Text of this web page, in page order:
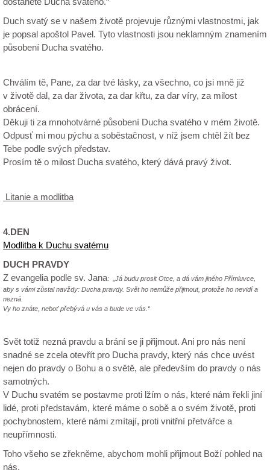
Duch svatý se v našem životě projevuje různými vlastnostmi, jak
je popsal apoštol Pavel. Tyto vlastnosti jsou neklamným znamením
působení Ducha svatého.
Chválím tě, Pane, za dar tvé lásky, za všechno, co jsi mně již
v životě dal, za dar života, za dar křtu, za dar víry, za milost
obrácení.
Děkuji ti za mnohotvárné působení Ducha svatého v mém životě.
Odpusť mi mou pýchu a soběstačnost, v níž jsem chtěl žít bez
Tebe podle svých představ.
Prosím tě o milost Ducha svatého, který dává pravý život.
Litanie a modlitba
4.DEN
Modlitba k Duchu svatému
DUCH PRAVDY
Z evangelia podle sv. Jana: „ Já budu prosit Otce, a dá vám jiného Přímluvce,
aby s vámi zůstal navždy: Ducha pravdy. Svět ho nemůže přijmout, protože ho nevidí a
nezná.
Vy ho znáte, neboť přebývá u vás a bude ve vás.“
Svět totiž nezná pravdu a brání se ji přijmout. Ani pro nás není
snadné se zcela otevřít pro Ducha pravdy, který nás chce uvést
nejen do pravdy o Bohu a o světě, ale především do pravdy o nás
samotných.
V Duchu svatém se postavme proti lžím o nás, které nám řekli jiní
lidé, proti představám, které máme o sobě a o svém životě, proti
pochybnostem, které námi zmítají, proti vnitřní přetvářce a
neupřímnosti.
Toho všeho se zřekněme, abychom mohli přijmout Boží pohled na
nás.